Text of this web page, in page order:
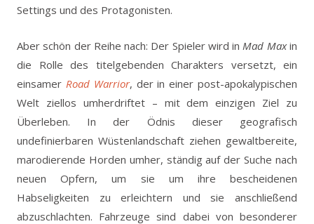
Settings und des Protagonisten.
Aber schön der Reihe nach: Der Spieler wird in Mad Maxin
die Rolle des titelgebenden Charakters versetzt, ein
einsamer Road Warrior, der in einer post-apokalypischen
Welt ziellos umherdriftet – mit dem einzigen Ziel zu
Überleben. In der Ödnis dieser geografisch
undefinierbaren Wüstenlandschaft ziehen gewaltbereite,
marodierende Horden umher, ständig auf der Suche nach
neuen Opfern, um sie um ihre bescheidenen
Habseligkeiten zu erleichtern und sie anschließend
abzuschlachten. Fahrzeuge sind dabei von besonderer